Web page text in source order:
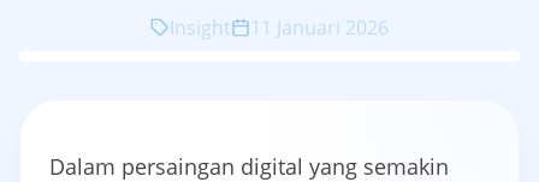
Insight 11 Januari 2026
Dalam persaingan digital yang semakin